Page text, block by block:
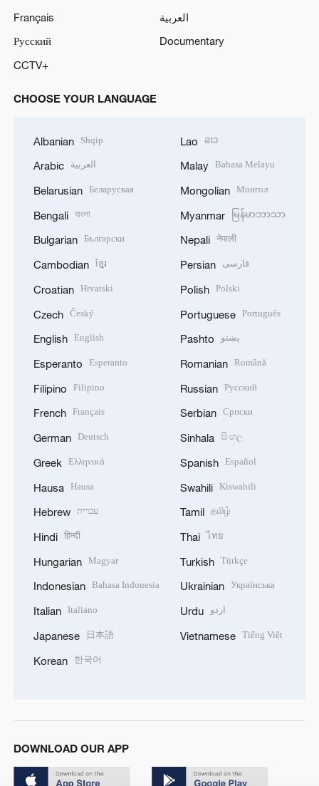
Français
العربية
Русский
Documentary
CCTV+
CHOOSE YOUR LANGUAGE
Albanian Shqip
Arabic العربية
Belarusian Беларуская
Bengali বাংলা
Bulgarian Български
Cambodian ខ្មែរ
Croatian Hrvatski
Czech Český
English English
Esperanto Esperanto
Filipino Filipino
French Français
German Deutsch
Greek Ελληνικά
Hausa Hausa
Hebrew עברית
Hindi हिन्दी
Hungarian Magyar
Indonesian Bahasa Indonesia
Italian Italiano
Japanese 日本語
Korean 한국어
Lao ລາວ
Malay Bahasa Melayu
Mongolian Монгол
Myanmar မြန်မာဘာသာ
Nepali नेपाली
Persian فارسی
Polish Polski
Portuguese Português
Pashto پښتو
Romanian Română
Russian Русский
Serbian Српски
Sinhala සිංහල
Spanish Español
Swahili Kiswahili
Tamil தமிழ்
Thai ไทย
Turkish Türkçe
Ukrainian Українська
Urdu اردو
Vietnamese Tiếng Việt
DOWNLOAD OUR APP